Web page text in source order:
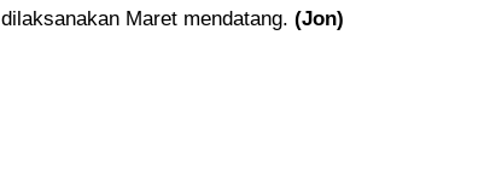
dilaksanakan Maret mendatang.(Jon)